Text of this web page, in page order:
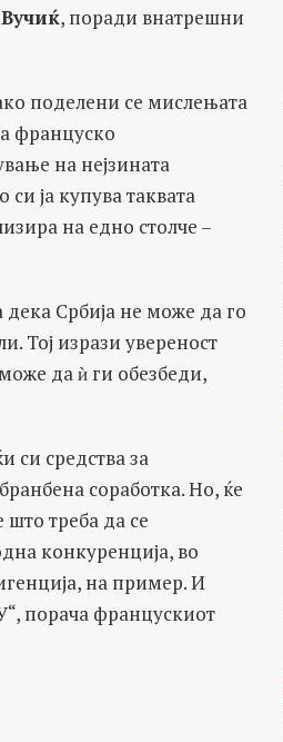
Вучиќ, поради внатрешни
поделени се мислењата
француско
на нејзината
ја купува таквата
на едно столче –
Србија не може да го
Тој изрази увереност
да ѝ ги обезбеди,
си средства за
соработка. Но, ќе
што треба да се
конкуренција, во
на пример. И
порача францускиот